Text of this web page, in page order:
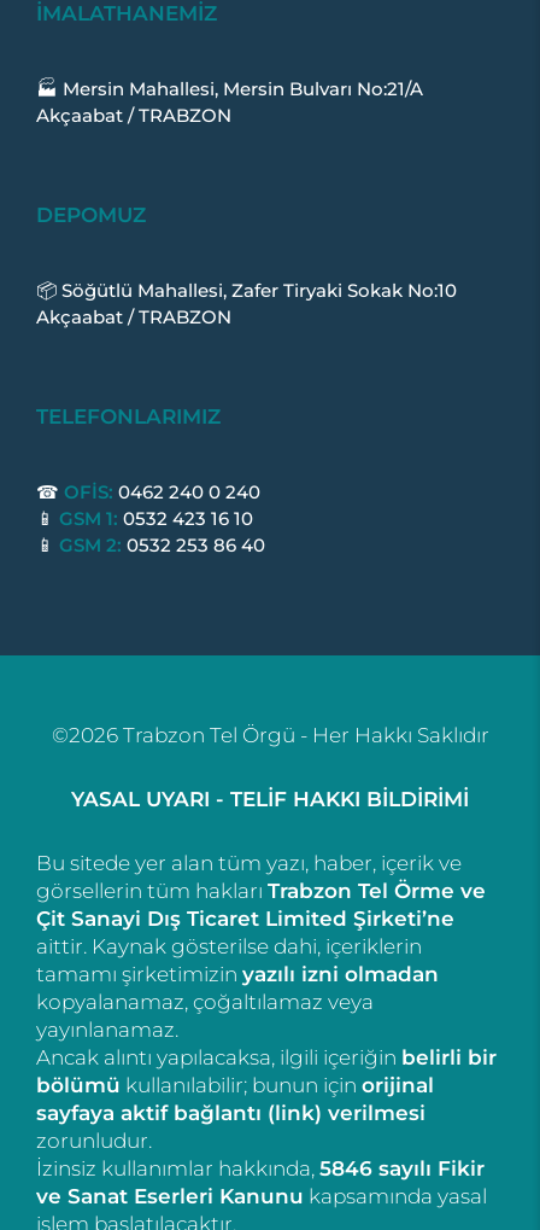
İMALATHANEMİZ
🏭 Mersin Mahallesi, Mersin Bulvarı No:21/A
Akçaabat / TRABZON
DEPOMUZ
📦 Söğütlü Mahallesi, Zafer Tiryaki Sokak No:10
Akçaabat / TRABZON
TELEFONLARIMIZ
☎ OFİS: 0462 240 0 240
📱 GSM 1: 0532 423 16 10
📱 GSM 2: 0532 253 86 40
©2026 Trabzon Tel Örgü - Her Hakkı Saklıdır
YASAL UYARI - TELİF HAKKI BİLDİRİMİ
Bu sitede yer alan tüm yazı, haber, içerik ve
görsellerin tüm hakları Trabzon Tel Örme ve
Çit Sanayi Dış Ticaret Limited Şirketi’ne
aittir. Kaynak gösterilse dahi, içeriklerin
tamamı şirketimizin yazılı izni olmadan
kopyalanamaz, çoğaltılamaz veya
yayınlanamaz.
Ancak alıntı yapılacaksa, ilgili içeriğin belirli bir
bölümü kullanılabilir; bunun için orijinal
sayfaya aktif bağlantı (link) verilmesi
zorunludur.
İzinsiz kullanımlar hakkında, 5846 sayılı Fikir
ve Sanat Eserleri Kanunu kapsamında yasal
işlem başlatılacaktır.